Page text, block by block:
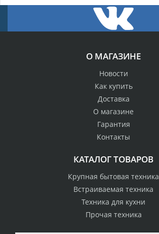
О МАГАЗИНЕ
Новости
Как купить
Доставка
О магазине
Гарантия
Контакты
КАТАЛОГ ТОВАРОВ
Крупная бытовая техника
Встраиваемая техника
Техника для кухни
Прочая техника